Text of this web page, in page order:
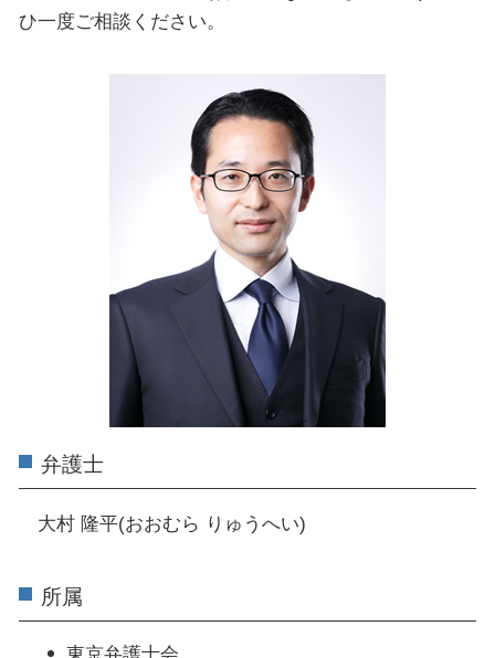
ひ一度ご相談ください。
弁護士
大村 隆平(おおむら りゅうへい)
所属